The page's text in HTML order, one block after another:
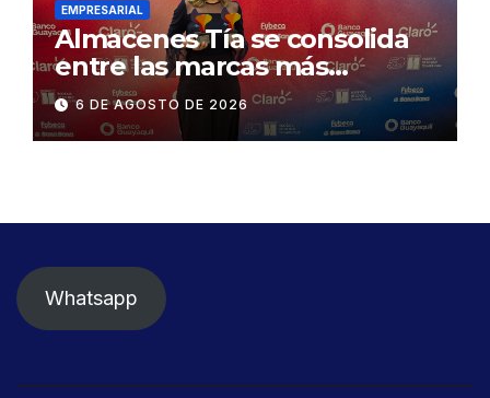
EMPRESARIAL
Almacenes Tía se consolida
entre las marcas más
influyentes del Ecuador
6 DE AGOSTO DE 2026
Whatsapp